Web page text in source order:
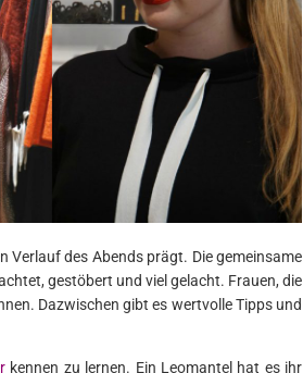
Verlauf des Abends prägt. Die gemeinsame
gestöbert und viel gelacht. Frauen, die
Dazwischen gibt es wertvolle Tipps und
kennen zu lernen. Ein Leomantel hat es ihr